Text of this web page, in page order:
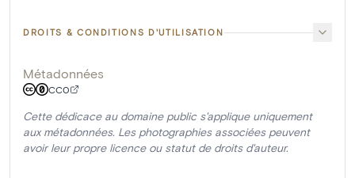
DROITS & CONDITIONS D'UTILISATION
Métadonnées
CC0
Cette dédicace au domaine public s'applique uniquement
aux métadonnées. Les photographies associées peuvent
avoir leur propre licence ou statut de droits d'auteur.